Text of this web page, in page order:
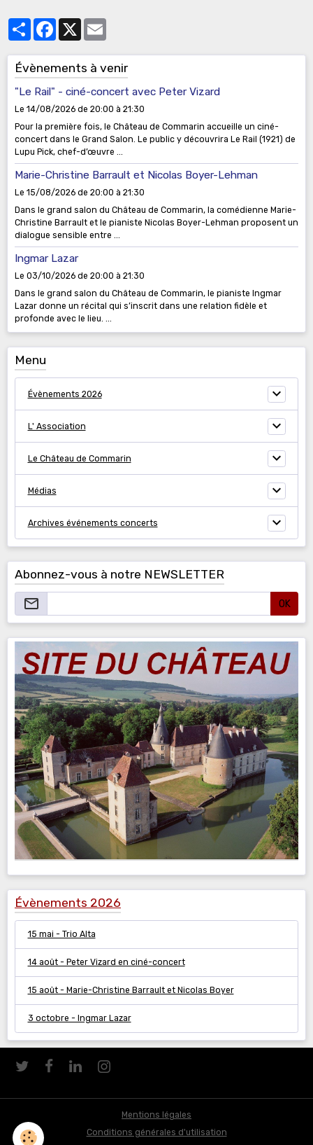
PartagerFacebook
Évènements à venir
"Le Rail" - ciné-concert avec Peter Vizard
Le 14/08/2026 de 20:00 à 21:30
Pour la première fois, le Château de Commarin accueille un ciné-
concert dans le Grand Salon. Le public y découvrira Le Rail (1921) de
Lupu Pick, chef-d’œuvre ...
Marie-Christine Barrault et Nicolas Boyer-Lehman
Le 15/08/2026 de 20:00 à 21:30
Dans le grand salon du Château de Commarin, la comédienne Marie-
Christine Barrault et le pianiste Nicolas Boyer-Lehman proposent un
dialogue sensible entre ...
Ingmar Lazar
Le 03/10/2026 de 20:00 à 21:30
Dans le grand salon du Château de Commarin, le pianiste Ingmar
Lazar donne un récital qui s’inscrit dans une relation fidèle et
profonde avec le lieu. ...
Menu
Évènements 2026
L' Association
Le Château de Commarin
Médias
Archives événements concerts
Abonnez-vous à notre NEWSLETTER
OK
Évènements 2026
15 mai - Trio Alta
14 août - Peter Vizard en ciné-concert
15 août - Marie-Christine Barrault et Nicolas Boyer
3 octobre - Ingmar Lazar
Mentions légales
Conditions générales d'utilisation